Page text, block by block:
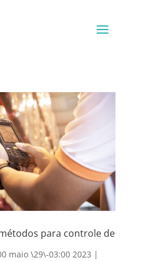
para controle de
maio \29\-03:00 2023 |